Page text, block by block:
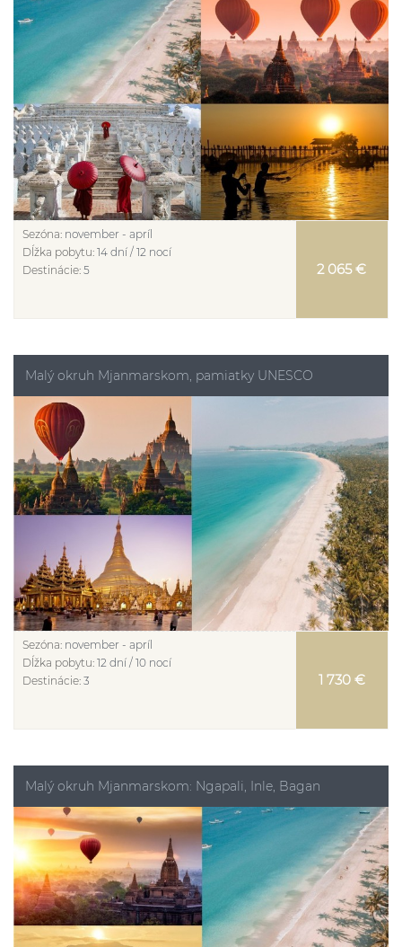
Sezóna: november - apríl
Dĺžka pobytu: 14 dní / 12 nocí
Destinácie: 5 2 065 €
Malý okruh Mjanmarskom, pamiatky UNESCO
Sezóna: november - apríl
Dĺžka pobytu: 12 dní / 10 nocí
Destinácie: 3 1 730 €
Malý okruh Mjanmarskom: Ngapali, Inle, Bagan